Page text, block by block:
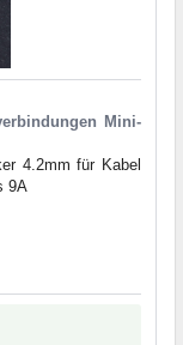
Mini-
4.2mm für Kabel
9A